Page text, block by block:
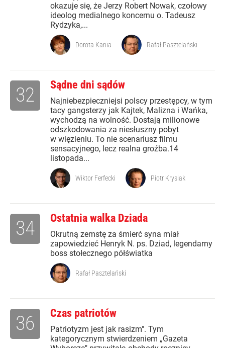
okazuje się, że Jerzy Robert Nowak, czołowy
ideolog medialnego koncernu o. Tadeusz
Rydzyka,...
Dorota Kania Rafał Pasztelański
Sądne dni sądów
Najniebezpieczniejsi polscy przestępcy, w tym
tacy gangsterzy jak Kajtek, Malizna i Wańka,
wychodzą na wolność. Dostają milionowe
odszkodowania za niesłuszny pobyt
w więzieniu. To nie scenariusz filmu
sensacyjnego, lecz realna groźba.14
listopada...
32
Wiktor Ferfecki Piotr Krysiak
Ostatnia walka Dziada
Okrutną zemstę za śmierć syna miał
zapowiedzieć Henryk N. ps. Dziad, legendarny
boss stołecznego półświatka
34
Rafał Pasztelański
Czas patriotów
Patriotyzm jest jak rasizm". Tym
kategorycznym stwierdzeniem „Gazeta
36